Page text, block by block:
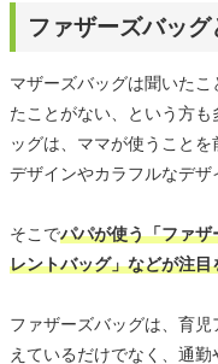
ファザーズバッグ
マザーズバッグは聞いた
たことがない、という方
ッグは、ママが使うこと
デザインやカラフルなデザ
そこでパパが使う「ファ
レントバッグ」などが注目
ファザーズバッグは、育
えているだけでなく、通